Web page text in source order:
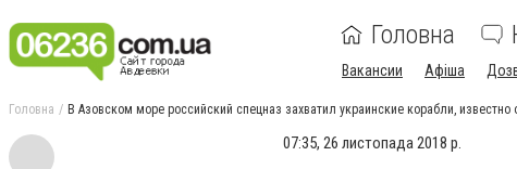
Головна
Вакансии Афіша
Головна В Азовском море российский спецназ захватил украинские корабли, известно
07:35, 26 листопада 2018 р.